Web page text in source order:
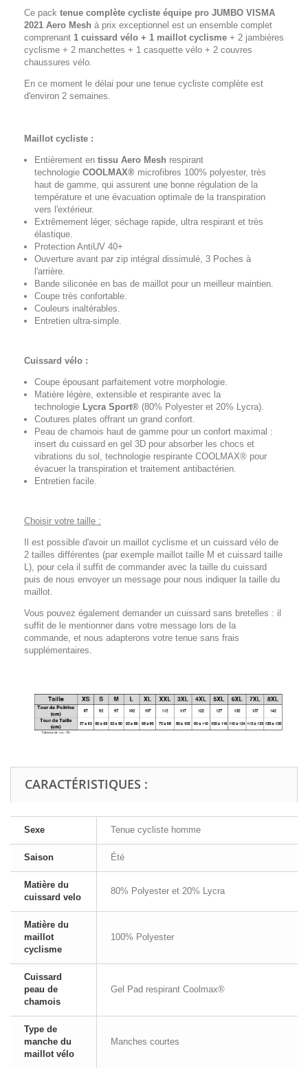
Ce pack tenue complète cycliste équipe pro JUMBO VISMA
2021 Aero Mesh à prix exceptionnel est un ensemble complet
comprenant 1 cuissard vélo + 1 maillot cyclisme + 2 jambières
cyclisme + 2 manchettes + 1 casquette vélo + 2 couvres
chaussures vélo.
En ce moment le délai pour une tenue cycliste complète est
d'environ 2 semaines.
Maillot cycliste :
Entièrement en tissu Aero Mesh respirant
technologie COOLMAX® microfibres 100% polyester, très
haut de gamme, qui assurent une bonne régulation de la
température et une évacuation optimale de la transpiration
vers l'extérieur.
Extrêmement léger, séchage rapide, ultra respirant et très
élastique.
Protection AntiUV 40+
Ouverture avant par zip intégral dissimulé, 3 Poches à
l'arrière.
Bande siliconée en bas de maillot pour un meilleur maintien.
Coupe très confortable.
Couleurs inaltérables.
Entretien ultra-simple.
Cuissard vélo :
Coupe épousant parfaitement votre morphologie.
Matière légère, extensible et respirante avec la
technologie Lycra Sport® (80% Polyester et 20% Lycra).
Coutures plates offrant un grand confort.
Peau de chamois haut de gamme pour un confort maximal :
insert du cuissard en gel 3D pour absorber les chocs et
vibrations du sol, technologie respirante COOLMAX® pour
évacuer la transpiration et traitement antibactérien.
Entretien facile.
Choisir votre taille :
Il est possible d'avoir un maillot cyclisme et un cuissard vélo de
2 tailles différentes (par exemple maillot taille M et cuissard taille
L), pour cela il suffit de commander avec la taille du cuissard
puis de nous envoyer un message pour nous indiquer la taille du
maillot.
Vous pouvez également demander un cuissard sans bretelles : il
suffit de le mentionner dans votre message lors de la
commande, et nous adapterons votre tenue sans frais
supplémentaires.
CARACTÉRISTIQUES :
Sexe Tenue cycliste homme
Saison Été
Matière du
cuissard velo
80% Polyester et 20% Lycra
Matière du
maillot
cyclisme
100% Polyester
Cuissard
peau de
chamois
Gel Pad respirant Coolmax®
Type de
manche du
maillot vélo
Manches courtes